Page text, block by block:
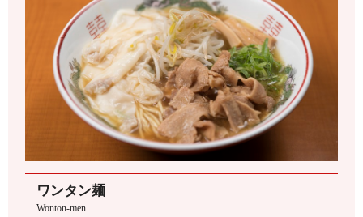
ワンタン麺
Wonton-men